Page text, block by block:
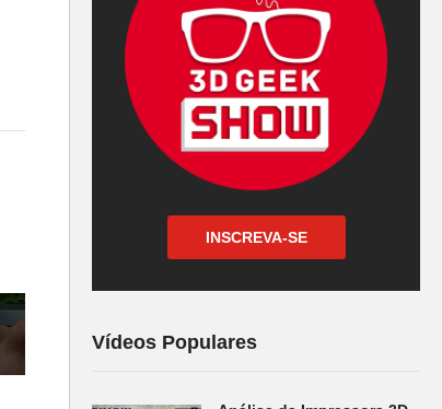
INSCREVA-SE
Vídeos Populares